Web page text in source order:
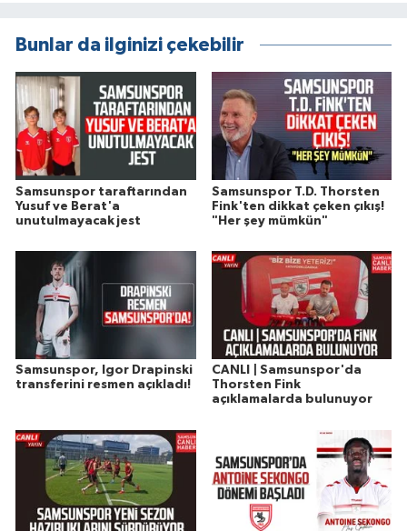
Bunlar da ilginizi çekebilir
Samsunspor taraftarından
Yusuf ve Berat'a
unutulmayacak jest
Samsunspor T.D. Thorsten
Fink'ten dikkat çeken çıkış!
"Her şey mümkün"
Samsunspor, Igor Drapinski
transferini resmen açıkladı!
CANLI | Samsunspor'da
Thorsten Fink
açıklamalarda bulunuyor